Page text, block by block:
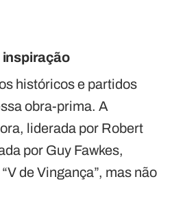
inspiração
históricos e partidos
obra-prima. A
liderada por Robert
por Guy Fawkes,
de Vingança”, mas não